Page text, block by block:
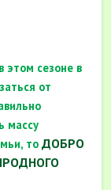
этом сезоне в
от
массу
то ДОБРО